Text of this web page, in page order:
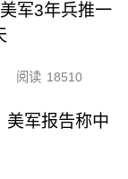
军3年兵推一
阅读 18510
美军报告称中